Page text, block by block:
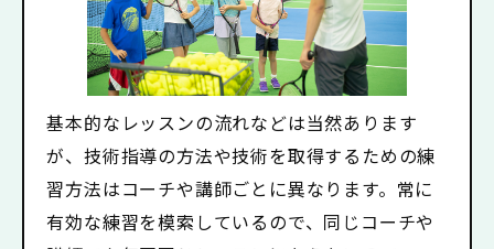
基本的なレッスンの流れなどは当然あります
が、技術指導の方法や技術を取得するための練
習方法はコーチや講師ごとに異なります。常に
有効な練習を模索しているので、同じコーチや